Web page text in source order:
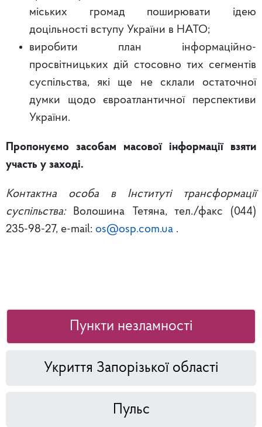
міських громад поширювати ідею
доцільності вступу України в НАТО;
виробити план інформаційно-
просвітницьких дій стосовно тих сегментів
суспільства, які ще не склали остаточної
думки щодо євроатлантичної перспективи
України.
Пропонуємо засобам масової інформації взяти
участь у заході.
Контактна особа в Інституті трансформації
суспільства: Волошина Тетяна, тел./факс (044)
235-98-27, e-mail: os@osp.com.ua .
Пункти незламності
Укриття Запорізької області
Пульс